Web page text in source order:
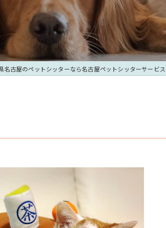
名古屋のペットシッターなら名古屋ペットシッターサービス